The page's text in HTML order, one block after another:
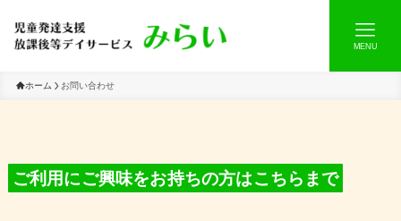
MENU
ホーム お問い合わせ
ご利用にご興味をお持ちの方はこちらまで